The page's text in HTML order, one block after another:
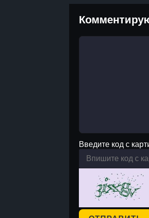
Введите код с